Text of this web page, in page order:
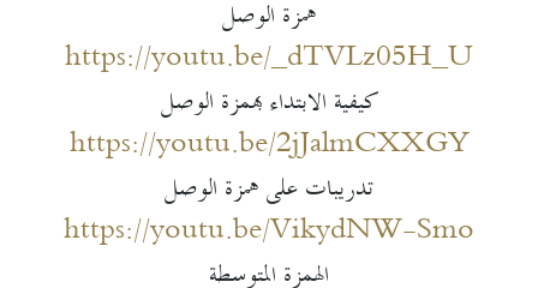
همزة الوصل
https://youtu.be/_dTVLz05H_U
كيفية الابتداء بهمزة الوصل
https://youtu.be/2jJalmCXXGY
تدريبات على همزة الوصل
https://youtu.be/VikydNW-Smo
الهمزة المتوسطة